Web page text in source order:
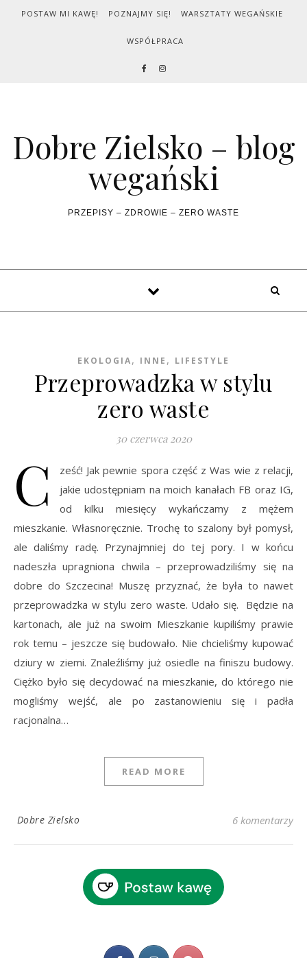
Skip to content
POSTAW MI KAWĘ! POZNAJMY SIĘ! WARSZTATY WEGAŃSKIE
WSPÓŁPRACA
Dobre Zielsko – blog
wegański
PRZEPISY – ZDROWIE – ZERO WASTE
EKOLOGIA, INNE , LIFESTYLE
Przeprowadzka w stylu
zero waste
30 czerwca 2020
C
ześć! Jak pewnie spora część z Was wie z relacji,
jakie udostępniam na moich kanałach FB oraz IG,
od kilku miesięcy wykańczamy z mężem
mieszkanie. Własnoręcznie. Trochę to szalony był pomysł,
ale daliśmy radę. Przynajmniej do tej pory. I w końcu
nadeszła upragniona chwila – przeprowadziliśmy się na
dobre do Szczecina! Muszę przyznać, że była to nawet
przeprowadzka w stylu zero waste. Udało się. Będzie na
kartonach, ale już na swoim Mieszkanie kupiliśmy prawie
rok temu – jeszcze się budowało. Nie chcieliśmy kupować
dziury w ziemi. Znaleźliśmy już osiedle na finiszu budowy.
Ciężko było się decydować na mieszkanie, do którego nie
mogliśmy wejść, ale po zastanowieniu się i padła
racjonalna…
READ MORE
Dobre Zielsko 6 komentarzy